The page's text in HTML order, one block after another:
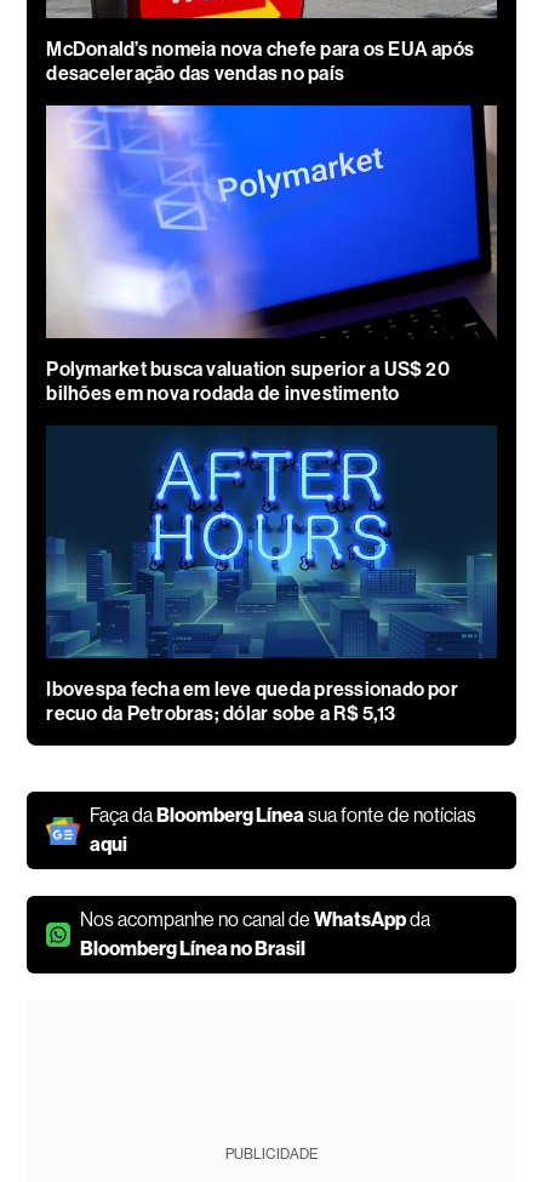
McDonald’s nomeia nova chefe para os EUA após
desaceleração das vendas no país
Polymarket busca valuation superior a US$ 20
bilhões em nova rodada de investimento
Ibovespa fecha em leve queda pressionado por
recuo da Petrobras; dólar sobe a R$ 5,13
Faça da Bloomberg Líneasua fonte de notícias
aqui
Nos acompanhe no canal deWhatsAppda
Bloomberg Línea no Brasil
PUBLICIDADE